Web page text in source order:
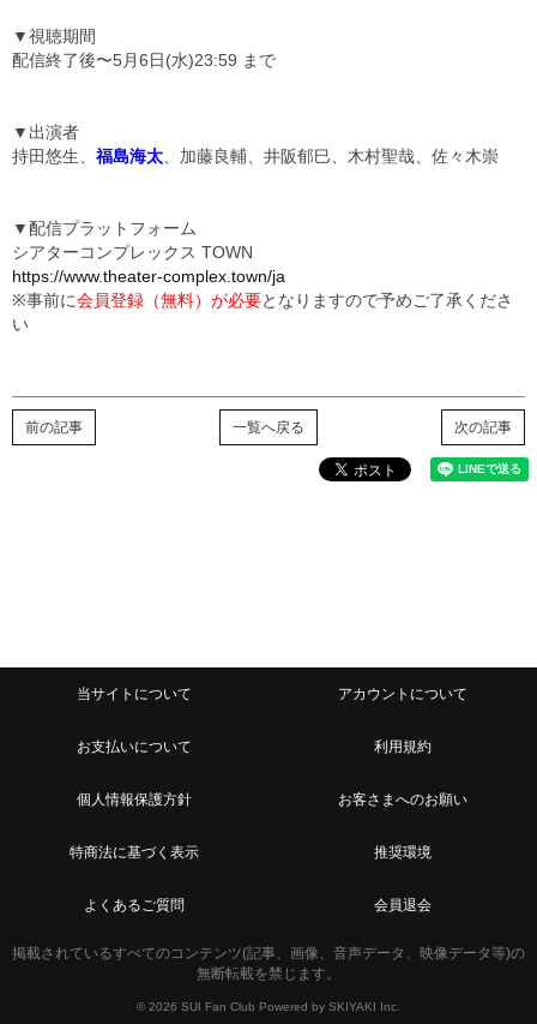
▼視聴期間
配信終了後〜5⽉6⽇(⽔)23:59 まで
▼出演者
持田悠生、 福島海太 、加藤良輔、井阪郁巳、木村聖哉、佐々木崇
▼配信プラットフォーム
シアターコンプレックス TOWN
https://www.theater-complex.town/ja
※事前に会員登録（無料）が必要となりますので予めご了承くださ
い
次の記事
一覧へ戻る
前の記事
当サイトについて アカウントについて
お支払いについて 利用規約
個人情報保護方針 お客さまへのお願い
特商法に基づく表示 推奨環境
よくあるご質問 会員退会
掲載されているすべてのコンテンツ(記事、画像、音声データ、映像データ等)の
無断転載を禁じます。
© 2026 SUI Fan Club Powered by SKIYAKI Inc.